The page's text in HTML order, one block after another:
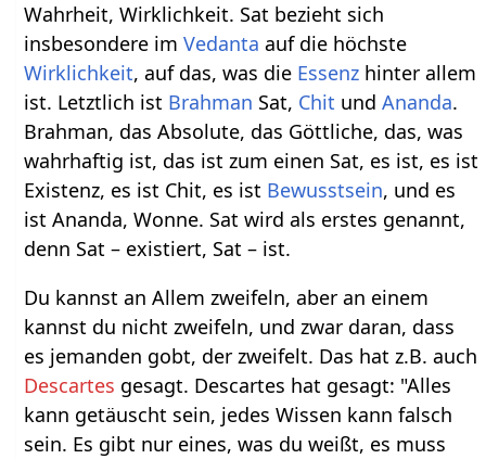
Wahrheit, Wirklichkeit. Sat bezieht sich
insbesondere imVedanta auf die höchste
Wirklichkeit, auf das, was die Essenz hinter allem
ist. Letztlich ist Brahman Sat, Chit undAnanda.
Brahman, das Absolute, das Göttliche, das, was
wahrhaftig ist, das ist zum einen Sat, es ist, es ist
Existenz, es ist Chit, es ist Bewusstsein, und es
ist Ananda, Wonne. Sat wird als erstes genannt,
denn Sat – existiert, Sat – ist.
Du kannst an Allem zweifeln, aber an einem
kannst du nicht zweifeln, und zwar daran, dass
es jemanden gobt, der zweifelt. Das hat z.B. auch
Descartes gesagt. Descartes hat gesagt: "Alles
kann getäuscht sein, jedes Wissen kann falsch
sein. Es gibt nur eines, was du weißt, es muss